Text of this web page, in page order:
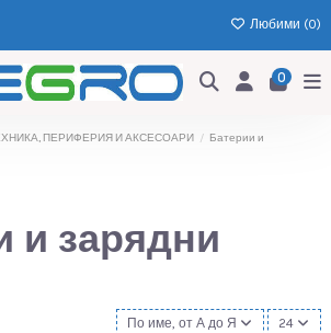
Любими (0)
0
ПЕРИФЕРИЯ И АКСЕСОАРИ
Батерии и
и зарядни
По име, от А до Я 24